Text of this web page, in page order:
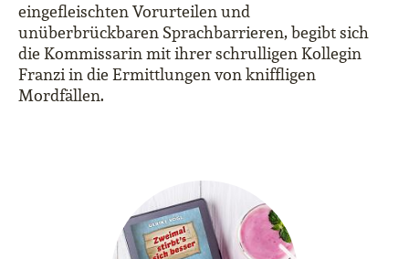
eingefleischten Vorurteilen und
unüberbrückbaren Sprachbarrieren, begibt sich
die Kommissarin mit ihrer schrulligen Kollegin
Franzi in die Ermittlungen von kniffligen
Mordfällen.